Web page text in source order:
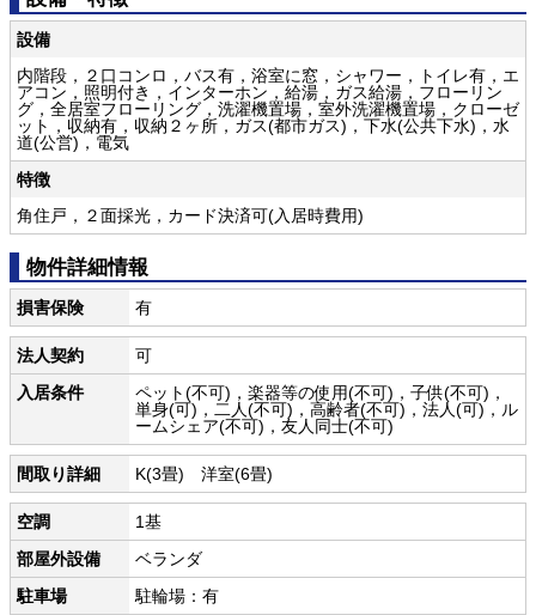
設備
内階段，２口コンロ，バス有，浴室に窓，シャワー，トイレ有，エ
アコン，照明付き，インターホン，給湯，ガス給湯，フローリン
グ，全居室フローリング，洗濯機置場，室外洗濯機置場，クローゼ
ット，収納有，収納２ヶ所，ガス(都市ガス)，下水(公共下水)，水
道(公営)，電気
特徴
角住戸，２面採光，カード決済可(入居時費用)
物件詳細情報
損害保険 有
法人契約
可
入居条件
ペット(不可)，楽器等の使用(不可)，子供(不可)，
単身(可)，二人(不可)，高齢者(不可)，法人(可)，ル
ームシェア(不可)，友人同士(不可)
間取り詳細 K(3畳) 洋室(6畳)
空調
1基
部屋外設備
ベランダ
駐車場
駐輪場：有